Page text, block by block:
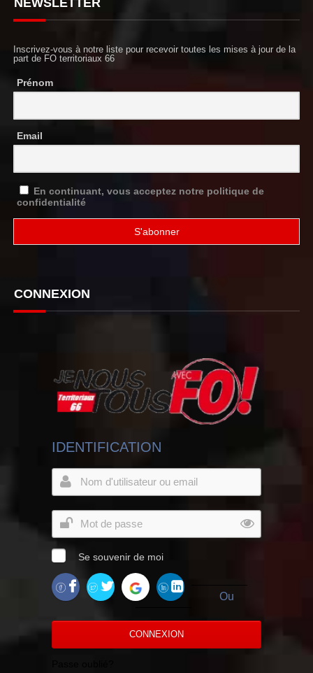
Inscrivez-vous à notre liste pour recevoir toutes les mises à jour de la
part de FO territoriaux 66
Prénom
Email
En continuant, vous acceptez notre politique de
confidentialité
CONNEXION
IDENTIFICATION
Se souvenir de moi
Ou
CONNEXION